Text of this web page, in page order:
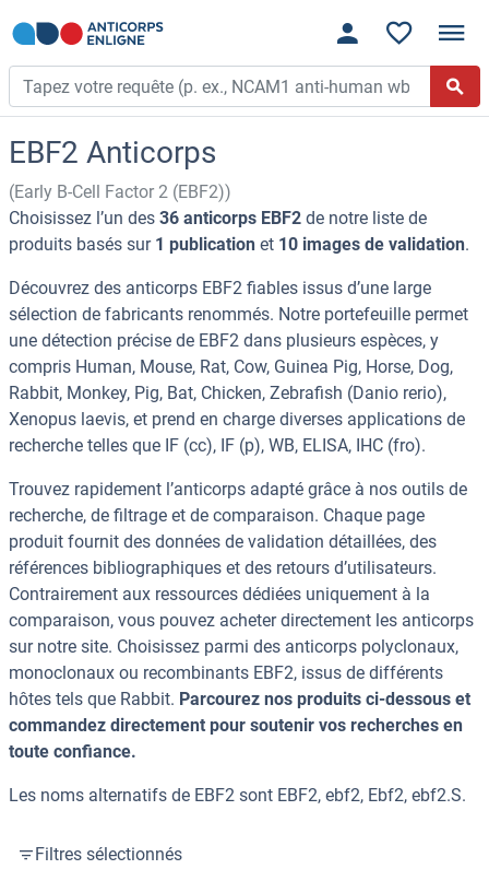
EBF2 Anticorps
(Early B-Cell Factor 2 (EBF2))
Choisissez l’un des 36 anticorps EBF2 de notre liste de
produits basés sur 1 publication et 10 images de validation.
Découvrez des anticorps EBF2 fiables issus d’une large
sélection de fabricants renommés. Notre portefeuille permet
une détection précise de EBF2 dans plusieurs espèces, y
compris Human, Mouse, Rat, Cow, Guinea Pig, Horse, Dog,
Rabbit, Monkey, Pig, Bat, Chicken, Zebrafish (Danio rerio),
Xenopus laevis, et prend en charge diverses applications de
recherche telles que IF (cc), IF (p), WB, ELISA, IHC (fro).
Trouvez rapidement l’anticorps adapté grâce à nos outils de
recherche, de filtrage et de comparaison. Chaque page
produit fournit des données de validation détaillées, des
références bibliographiques et des retours d’utilisateurs.
Contrairement aux ressources dédiées uniquement à la
comparaison, vous pouvez acheter directement les anticorps
sur notre site. Choisissez parmi des anticorps polyclonaux,
monoclonaux ou recombinants EBF2, issus de différents
hôtes tels que Rabbit. Parcourez nos produits ci-dessous et
commandez directement pour soutenir vos recherches en
toute confiance.
Les noms alternatifs de EBF2 sont EBF2, ebf2, Ebf2, ebf2.S.
Filtres sélectionnés